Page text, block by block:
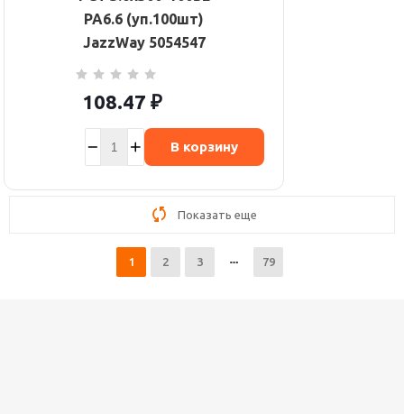
PA6.6 (уп.100шт)
JazzWay 5054547
108.47 ₽
В корзину
Показать еще
1 2 3 79